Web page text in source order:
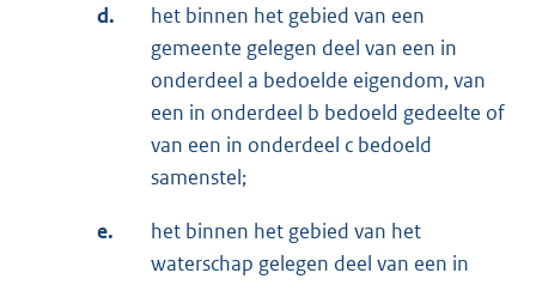
d.
het binnen het gebied van een
gemeente gelegen deel van een in
onderdeel a bedoelde eigendom, van
een in onderdeel b bedoeld gedeelte of
van een in onderdeel c bedoeld
samenstel;
e.
het binnen het gebied van het
waterschap gelegen deel van een in